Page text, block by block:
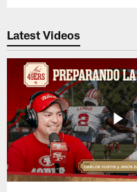
Latest Videos